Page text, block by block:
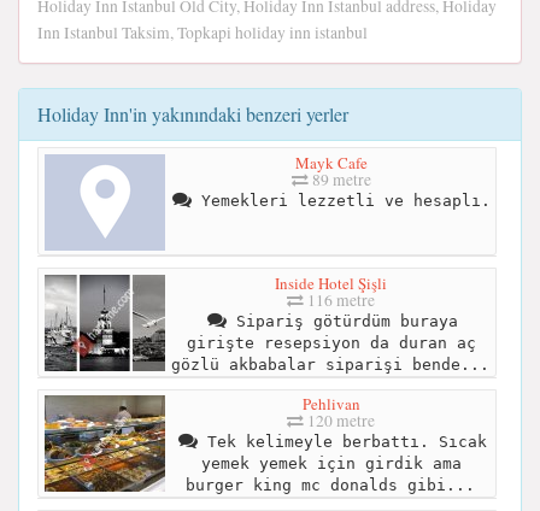
Holiday Inn Istanbul Old City, Holiday Inn Istanbul address, Holiday
Inn Istanbul Taksim, Topkapi holiday inn istanbul
Holiday Inn'in yakınındaki benzeri yerler
Mayk Cafe
89 metre
Yemekleri lezzetli ve hesaplı.
Inside Hotel Şişli
116 metre
Sipariş götürdüm buraya
girişte resepsiyon da duran aç
gözlü akbabalar siparişi bende...
Pehlivan
120 metre
Tek kelimeyle berbattı. Sıcak
yemek yemek için girdik ama
burger king mc donalds gibi...